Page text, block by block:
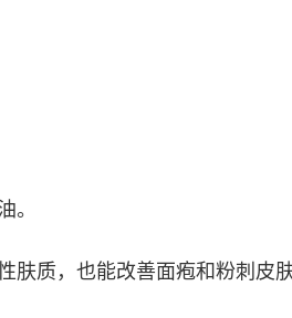
。
肤质，也能改善面疱和粉刺皮